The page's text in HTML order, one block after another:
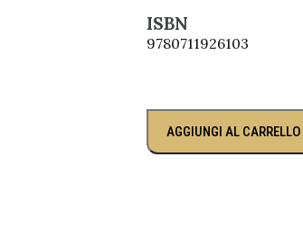
ISBN
9780711926103
AGGIUNGI AL CARRELLO